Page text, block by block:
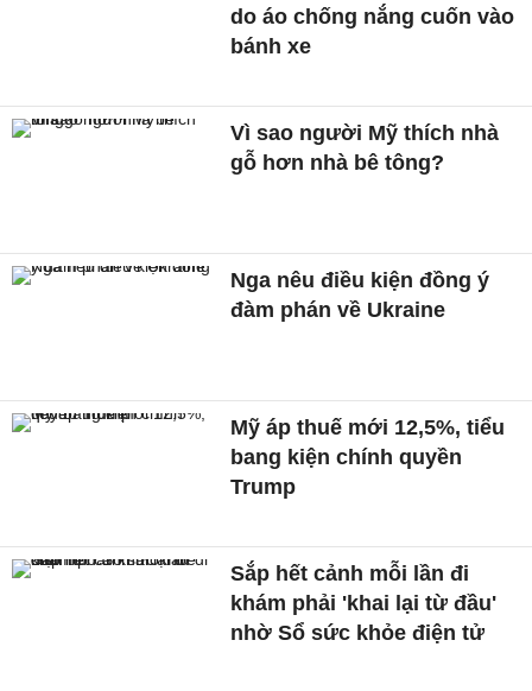
do áo chống nắng cuốn vào
bánh xe
Vì sao người Mỹ thích nhà
gỗ hơn nhà bê tông?
Nga nêu điều kiện đồng ý
đàm phán về Ukraine
Mỹ áp thuế mới 12,5%, tiểu
bang kiện chính quyền
Trump
Sắp hết cảnh mỗi lần đi
khám phải 'khai lại từ đầu'
nhờ Sổ sức khỏe điện tử